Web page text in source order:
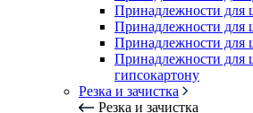
Принадлежности
Принадлежности для
Принадлежности для
Принадлежности для
гипсокартону
Резка и зачистка
Резка и зачистка